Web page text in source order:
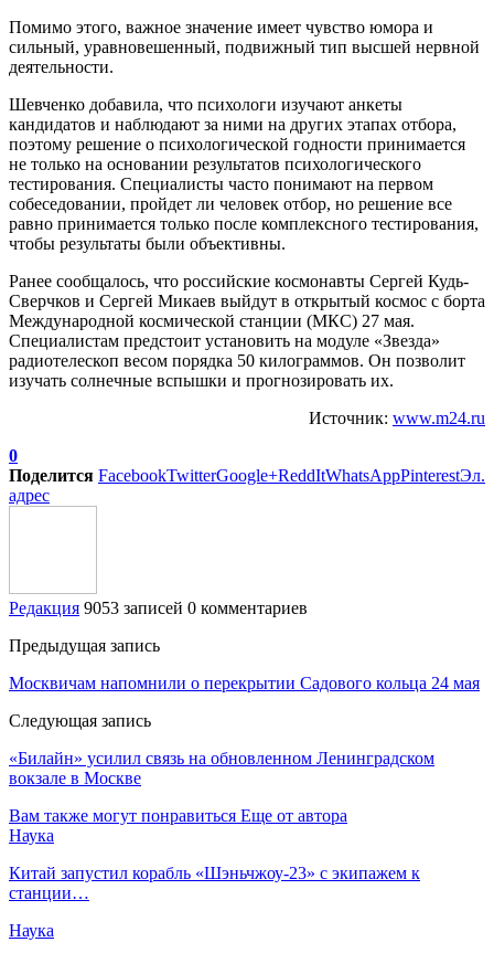
Помимо этого, важное значение имеет чувство юмора и
сильный, уравновешенный, подвижный тип высшей нервной
деятельности.
Шевченко добавила, что психологи изучают анкеты
кандидатов и наблюдают за ними на других этапах отбора,
поэтому решение о психологической годности принимается
не только на основании результатов психологического
тестирования. Специалисты часто понимают на первом
собеседовании, пройдет ли человек отбор, но решение все
равно принимается только после комплексного тестирования,
чтобы результаты были объективны.
Ранее сообщалось, что российские космонавты Сергей Кудь-
Сверчков и Сергей Микаев выйдут в открытый космос с борта
Международной космической станции (МКС) 27 мая.
Специалистам предстоит установить на модуле «Звезда»
радиотелескоп весом порядка 50 килограммов. Он позволит
изучать солнечные вспышки и прогнозировать их.
Источник: www.m24.ru
0
Поделится FacebookTwitterGoogle+ReddItWhatsAppPinterestЭл.
адрес
Редакция 9053 записей 0 комментариев
Предыдущая запись
Москвичам напомнили о перекрытии Садового кольца 24 мая
Следующая запись
«Билайн» усилил связь на обновленном Ленинградском
вокзале в Москве
Вам также могут понравиться Еще от автора
Наука
Китай запустил корабль «Шэньчжоу-23» с экипажем к
станции…
Наука